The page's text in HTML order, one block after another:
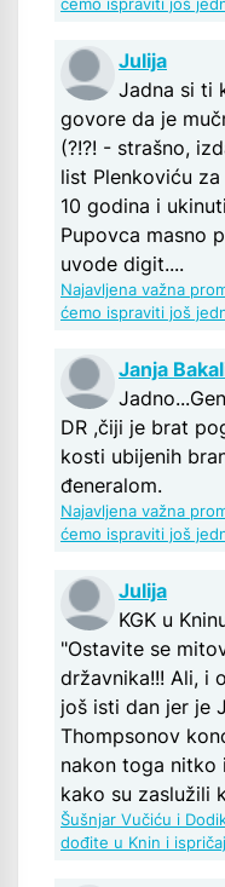
ćemo ispraviti još
Julija
Jadna si ti
govore da je
(?!?! - strašno,
list Plenkoviću
10 godina i
Pupovca masno
uvode digit....
Najavljena važna
ćemo ispraviti još
Janja
DR ,čiji je brat
kosti ubijenih
đeneralom.
Najavljena važna
ćemo ispraviti još
Julija
KGK u
"Ostavite se
državnika!!! Ali, i
još isti dan jer je
Thompsonov
nakon toga nitko
kako su zaslužili
Šušnjar Vučiću i
dođite u Knin i